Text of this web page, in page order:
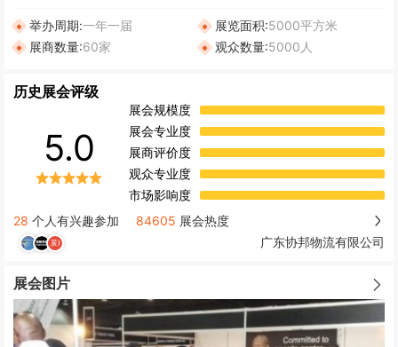
举办周期:一年一届 展览面积:5000平方米
展商数量:60家 观众数量:5000人
历史展会评级
5.0
展会规模度
展会专业度
展商评价度
观众专业度
市场影响度
28 个人有兴趣参加 84605 展会热度
广东协邦物流有限公司
展会图片